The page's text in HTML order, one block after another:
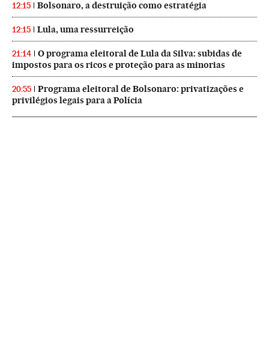
12:15 Bolsonaro, a destruição como estratégia
12:15 Lula, uma ressurreição
21:14
O programa eleitoral de Lula da Silva: subidas de
impostos para os ricos e proteção para as minorias
20:55
Programa eleitoral de Bolsonaro: privatizações e
privilégios legais para a Polícia